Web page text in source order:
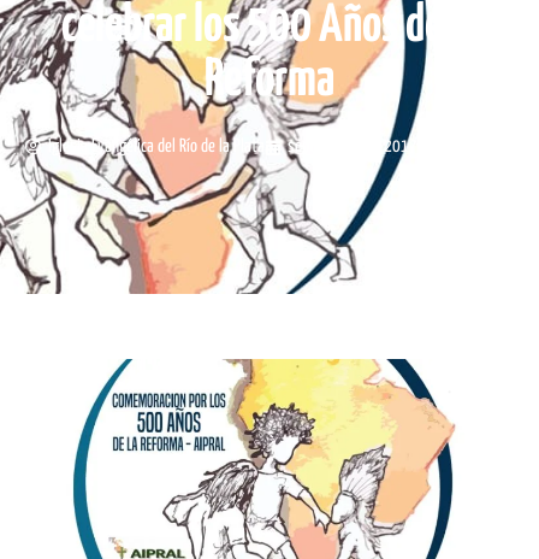
celebrar los 500 Años de la
Reforma
Iglesia Evangélica del Río de la Plata septiembre 12, 2017